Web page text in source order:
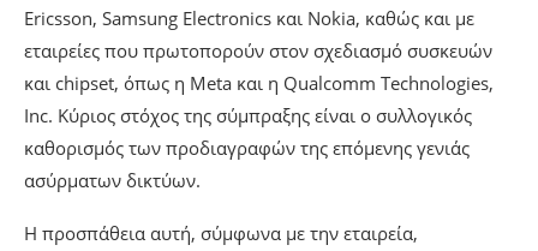
Ericsson, Samsung Electronics και Nokia, καθώς και με
εταιρείες που πρωτοπορούν στον σχεδιασμό συσκευών
και chipset, όπως η Meta και η Qualcomm Technologies,
Inc. Κύριος στόχος της σύμπραξης είναι ο συλλογικός
καθορισμός των προδιαγραφών της επόμενης γενιάς
ασύρματων δικτύων.
Η προσπάθεια αυτή, σύμφωνα με την εταιρεία,